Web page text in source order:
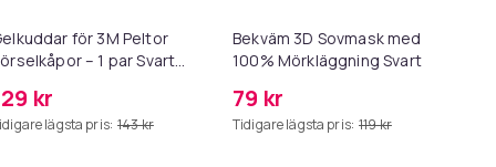
för 3M Peltor
– 1 par Svart
kr
lägsta pris: 143 kr
Bekväm 3D Sovmask med
100% Mörkläggning Svart
79 kr
Tidigare lägsta pris: 119 kr